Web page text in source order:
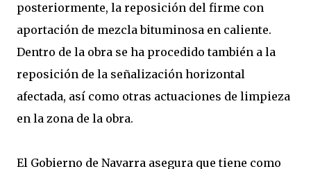
posteriormente, la reposición del firme con
aportación de mezcla bituminosa en caliente.
Dentro de la obra se ha procedido también a la
reposición de la señalización horizontal
afectada, así como otras actuaciones de limpieza
en la zona de la obra.
El Gobierno de Navarra asegura que tiene como